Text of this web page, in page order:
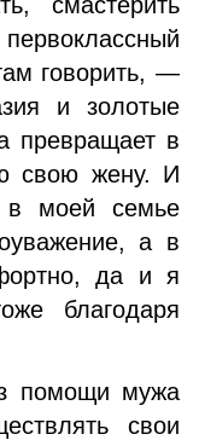
говорить, —
и золотые
превращает в
свою жену. И
в моей семье
а в
да и я
благодаря
помощи мужа
свои